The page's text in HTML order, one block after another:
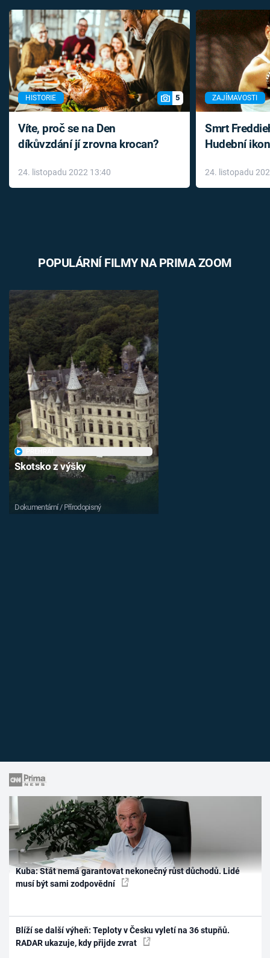
HISTORIE 5
Víte, proč se na Den
díkůvzdání jí zrovna krocan?
24. listopadu 2022 13:40
ZAJÍMAVOSTI
Smrt
Hudební
léky
24. listopadu
POPULÁRNÍ FILMY NA PRIMA ZOOM
Skotsko z výšky
Dokumentární / Přírodopisný
Kuba: Stát nemá garantovat nekonečný růst důchodů. Lidé
musí být sami zodpovědní
Blíží se další výheň: Teploty v Česku vyletí na 36 stupňů.
RADAR ukazuje, kdy přijde zvrat